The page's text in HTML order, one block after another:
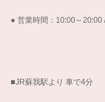
● 営業時間：10:00～20:00
■JR蘇我駅より 車で4分